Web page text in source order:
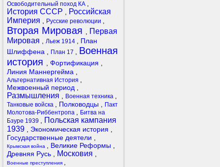
Освободительный поход КА
История СССР
Российская
Империя
Русские революции
Вторая Мировая
Первая
Мировая
Льеж 1914
План
Шлиффена
План 17
Военная
история
Фортификация
Линия Маннергейма
Альтернативная История
Межвоенный период
Размышления Военная техника
Танковые войска Полководцы
Пакт
Молотова-Риббентропа
Битва на
Бзуре 1939
Польская кампания
1939
Экономическая история
Государственные деятели
Крымская война Великие Реформы
Древняя Русь
Московия
Военные преступления